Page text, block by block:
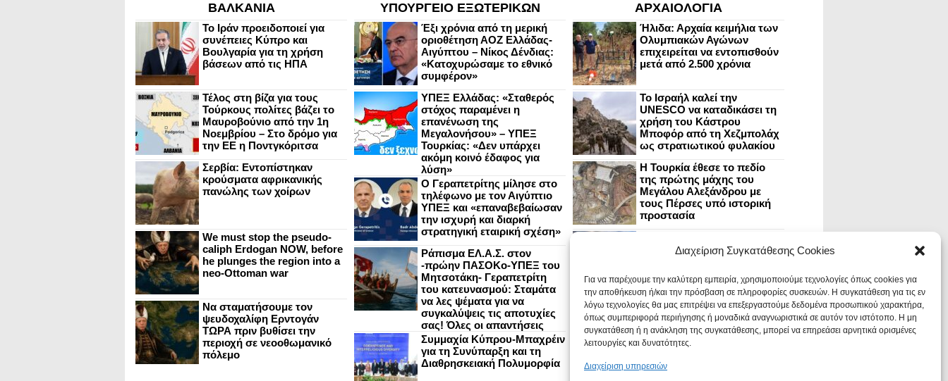
Διαχείριση Συγκατάθεσης Cookies
Για να παρέχουμε την καλύτερη εμπειρία, χρησιμοποιούμε τεχνολογίες όπως cookies για
την αποθήκευση ή/και την πρόσβαση σε πληροφορίες συσκευών. Η συγκατάθεση για τις εν
λόγω τεχνολογίες θα μας επιτρέψει να επεξεργαστούμε δεδομένα προσωπικού χαρακτήρα,
όπως συμπεριφορά περιήγησης ή μοναδικά αναγνωριστικά σε αυτόν τον ιστότοπο. Η μη
συγκατάθεση ή η ανάκληση της συγκατάθεσης, μπορεί να επηρεάσει αρνητικά ορισμένες
λειτουργίες και δυνατότητες.
Διαχείριση υπηρεσιών
ΒΑΛΚΑΝΙΑ
Το Ιράν προειδοποιεί για
συνέπειες Κύπρο και
Βουλγαρία για τη χρήση
βάσεων από τις ΗΠΑ
Τέλος στη βίζα για τους
Τούρκους πολίτες βάζει το
Μαυροβούνιο από την 1η
Νοεμβρίου – Στο δρόμο για
την ΕΕ η Ποντγκόριτσα
Σερβία: Εντοπίστηκαν
κρούσματα αφρικανικής
πανώλης των χοίρων
We must stop the pseudo-
caliph Erdogan NOW, before
he plunges the region into a
neo-Ottoman war
Να σταματήσουμε τον
ψευδοχαλίφη Ερντογάν
ΤΩΡΑ πριν βυθίσει την
περιοχή σε νεοοθωμανικό
πόλεμο
ΥΠΟΥΡΓΕΙΟ ΕΞΩΤΕΡΙΚΩΝ
Έξι χρόνια από τη μερική
οριοθέτηση ΑΟΖ Ελλάδας-
Αιγύπτου – Νίκος Δένδιας:
«Κατοχυρώσαμε το εθνικό
συμφέρον»
ΥΠΕΞ Ελλάδας: «Σταθερός
στόχος παραμένει η
επανένωση της
Μεγαλονήσου» – ΥΠΕΞ
Τουρκίας: «Δεν υπάρχει
ακόμη κοινό έδαφος για
λύση»
Ο Γεραπετρίτης μίλησε στο
τηλέφωνο με τον Αιγύπτιο
ΥΠΕΞ και «επαναβεβαίωσαν
την ισχυρή και διαρκή
στρατηγική εταιρική σχέση»
Ράπισμα ΕΛ.Α.Σ. στον
-πρώην ΠΑΣΟΚο-ΥΠΕΞ του
Μητσοτάκη- Γεραπετρίτη
του κατευνασμού: Σταμάτα
να λες ψέματα για να
συγκαλύψεις τις αποτυχίες
σας! Όλες οι απαντήσεις
Συμμαχία Κύπρου-Μπαχρέιν
για τη Συνύπαρξη και τη
Διαθρησκειακή Πολυμορφία
ΑΡΧΑΙΟΛΟΓΙΑ
Ήλιδα: Αρχαία κειμήλια των
Ολυμπιακών Αγώνων
επιχειρείται να εντοπισθούν
μετά από 2.500 χρόνια
Το Ισραήλ καλεί την
UNESCO να καταδικάσει τη
χρήση του Κάστρου
Μποφόρ από τη Χεζμπολάχ
ως στρατιωτικού φυλακίου
Η Τουρκία έθεσε το πεδίο
της πρώτης μάχης του
Μεγάλου Αλεξάνδρου με
τους Πέρσες υπό ιστορική
προστασία
ανακτόρου στην
στο Παλάτι των Δεσποτών
Οι Νεάντερταλ έκαναν
οδοντιατρικές επεμβάσεις σε
χαλασμένα δόντια, σύμφωνα
με ευρήματα